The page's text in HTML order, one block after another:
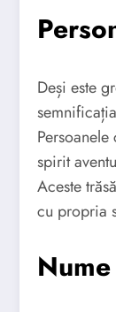
Deși este
spirit
Aceste
cu propria